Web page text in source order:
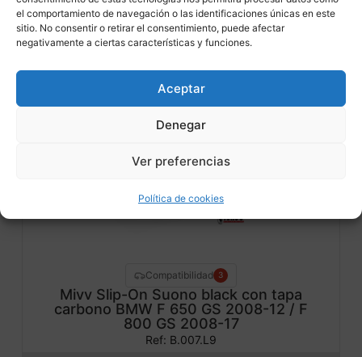
el comportamiento de navegación o las identificaciones únicas en este
sitio. No consentir o retirar el consentimiento, puede afectar
negativamente a ciertas características y funciones.
Aceptar
Denegar
Ver preferencias
Política de cookies
Otros productos
Compatibilidad 3
Mivv Slip-On Suono black con tapa
carbono BMW F 650 GS 2008-12 / F
800 GS 2008-17
Ref: B.007.L9